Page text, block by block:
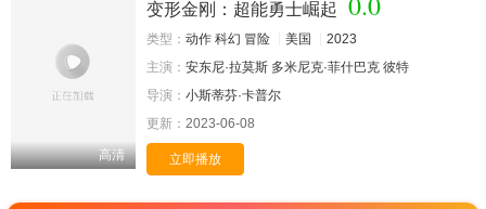
高清
变形金刚：超能勇士崛起
类型： 动作 科幻 冒险 美国
2023
主演： 安东尼·拉莫斯 多米尼克·菲什巴克 彼特
导演： 小斯蒂芬·卡普尔
更新： 2023-06-08
立即播放